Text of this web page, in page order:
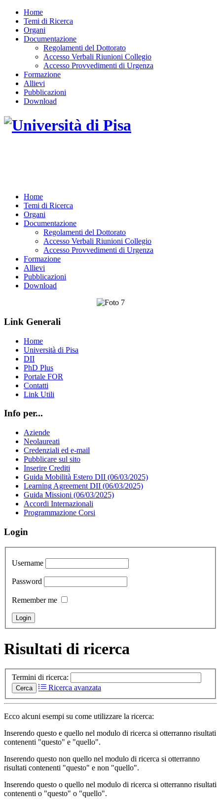
Home
Temi di Ricerca
Organi
Documentazione
Regolamenti del Dottorato
Accesso Verbali Riunioni Collegio
Accesso Provvedimenti di Urgenza
Formazione
Allievi
Pubblicazioni
Download
Home
Temi di Ricerca
Organi
Documentazione
Regolamenti del Dottorato
Accesso Verbali Riunioni Collegio
Accesso Provvedimenti di Urgenza
Formazione
Allievi
Pubblicazioni
Download
Link Generali
Home
Università di Pisa
DII
PhD Plus
Portale FOR
Contatti
Link Utili
Info per...
Aziende
Neolaureati
Credenziali ed e-mail
Pubblicare sul sito
Inserire Crediti
Guida Mobilità Estero DII (06/03/2025)
Learning Agreement DII (06/03/2025)
Guida Missioni (06/03/2025)
Accordi Internazionali
Programmazione Corsi
Login
Username
Password
Remember me
Risultati di ricerca
Termini di ricerca:
Cerca Ricerca avanzata
Ecco alcuni esempi su come utilizzare la ricerca:
Inserendo questo e quello nel modulo di ricerca si otterranno risultati
contenenti "questo" e "quello".
Inserendo questo non quello nel modulo di ricerca si otterranno
risultati contenenti "questo" e non "quello".
Inserendo questo o quello nel modulo di ricerca si otterranno risultati
contenenti o "questo" o "quello".